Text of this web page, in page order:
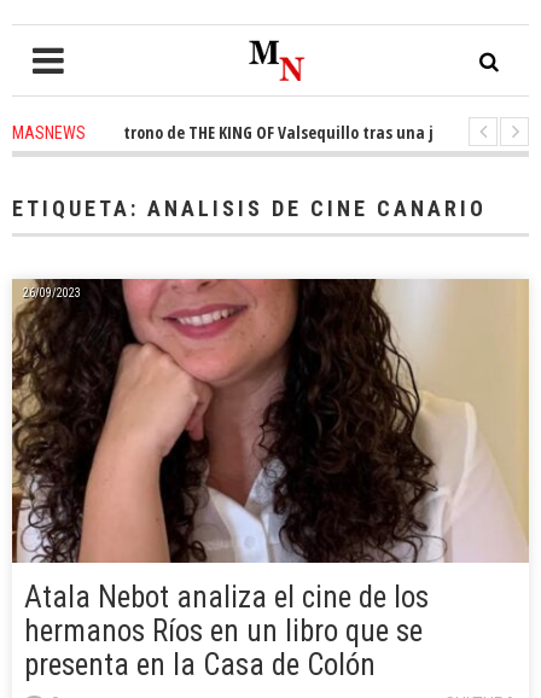
MASNEWSel trono de THE KING OF Valsequillo tras una jornada de
ETIQUETA: ANALISIS DE CINE CANARIO
26/09/2023
Atala Nebot analiza el cine de los
hermanos Ríos en un libro que se
presenta en la Casa de Colón